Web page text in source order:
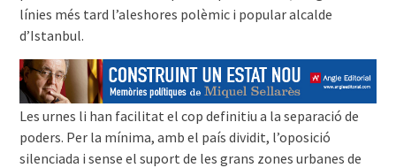
línies més tard l’aleshores polèmic i popular alcalde
d’Istanbul.
Les urnes li han facilitat el cop definitiu a la separació de
poders. Per la mínima, amb el país dividit, l’oposició
silenciada i sense el suport de les grans zones urbanes de